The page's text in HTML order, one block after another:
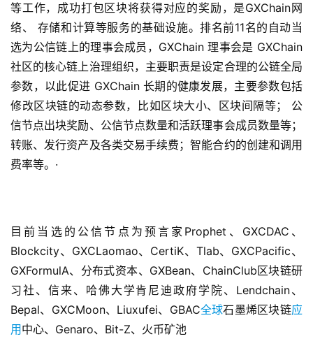
等工作，成功打包区块将获得对应的奖励，是GXChain网
络、 存储和计算等服务的基础设施。排名前11名的自动当
选为公信链上的理事会成员，GXChain 理事会是 GXChain
社区的核心链上治理组织，主要职责是设定合理的公链全局
参数，以此促进 GXChain 长期的健康发展，主要参数包括
修改区块链的动态参数，比如区块大小、区块间隔等； 公
信节点出块奖励、公信节点数量和活跃理事会成员数量等；
转账、发行资产及各类交易手续费；智能合约的创建和调用
费率等。·
目前当选的公信节点为预言家Prophet、GXCDAC、
Blockcity、GXCLaomao、CertiK、Tlab、GXCPacific、
GXFormulA、分布式资本、GXBean、ChainClub区块链研
习社、信来、哈佛大学肯尼迪政府学院、Lendchain、
Bepal、GXCMoon、Liuxufei、GBAC全球石墨烯区块链应
用 中心、Genaro、Bit-Z、火币矿池